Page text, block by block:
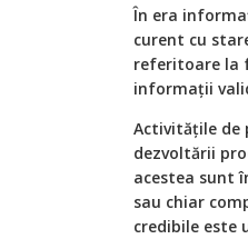
În era
curent cu
referitoare la
informații
Activitățile de
dezvoltării
acestea sunt
sau chiar
credibile este